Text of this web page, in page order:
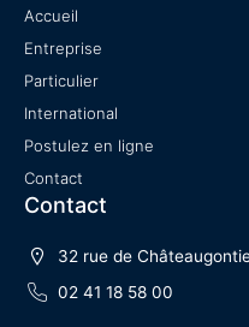
Accueil
Entreprise
Particulier
International
Postulez en ligne
Contact
Contact
32 rue de
02 41 18 58 00